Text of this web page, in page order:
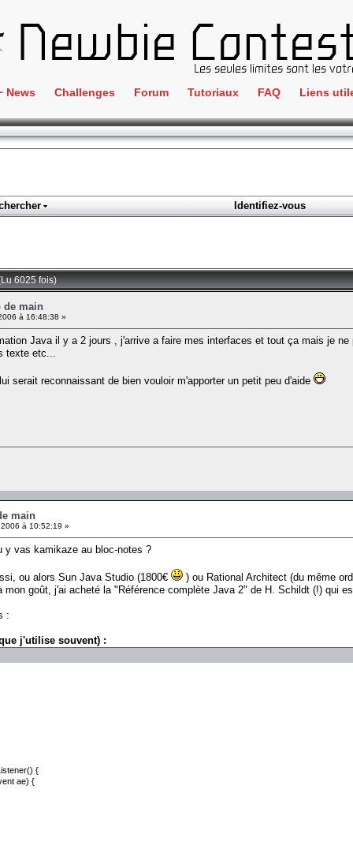
News Challenges
Crackme
ClientSide
Forensics
Programmation
Wargame
Forum Tutoriaux FAQ Liens
IRC
Identifiez-vous
6025 fois)
de main
à 16:48:38 »
Java il y a 2 jours , j'arrive a faire mes interfaces et tout ça mais je
texte etc...
serait reconnaissant de bien vouloir m'apporter un petit peu d'aide
main
à 10:52:19 »
y vas kamikaze au bloc-notes ?
ou alors Sun Java Studio (1800€
) ou Rational Architect (du même
mon goût, j'ai acheté la "Référence complète Java 2" de H. Schildt (!) qui
:
j'utilise souvent) :
{
ae) {